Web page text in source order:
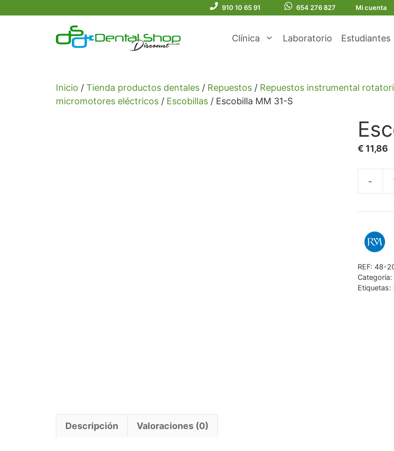
910 10 65 91 654 276 827 Mi cuenta
Clínica Laboratorio Estudiantes
Inicio / Tienda productos dentales / Repuestos / Repuestos instrumental
micromotores eléctricos / Escobillas / Escobilla MM 31-S
€ 11,86
31-
cantidad
REF: 48-
Categoría:
Etiquetas:
Descripción Valoraciones (0)